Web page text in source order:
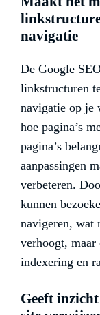
navigatie
De Google
linkstructuren
navigatie op je
hoe pagina’s
pagina’s
aanpassingen
verbeteren.
kunnen
navigeren, wat
verhoogt, maar
indexering en
Geeft